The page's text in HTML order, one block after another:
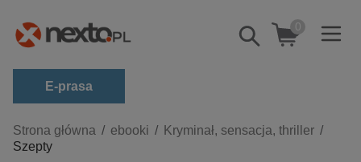
Pokaż/schowaj
wyszukiwarkę
0
E-prasa
Kategorie
Zobacz wszystkie E-prasa
Strona główna ebooki
Kryminał, sensacja, thriller
Szepty